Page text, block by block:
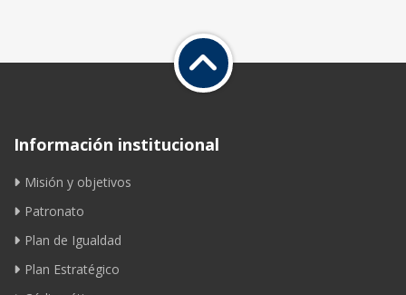
Información institucional
Misión y objetivos
Patronato
Plan de Igualdad
Plan Estratégico